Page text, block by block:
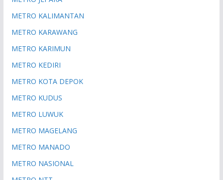
METRO KALIMANTAN
METRO KARAWANG
METRO KARIMUN
METRO KEDIRI
METRO KOTA DEPOK
METRO KUDUS
METRO LUWUK
METRO MAGELANG
METRO MANADO
METRO NASIONAL